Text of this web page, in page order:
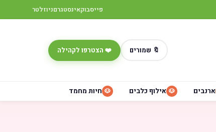
פייסבוקאינסטגרםניוזלטר
🔖 שמורים ❤️ הצטרפו לקהילה
ארנבים 🐶 אילוף כלבים 🐶 חיות מחמד